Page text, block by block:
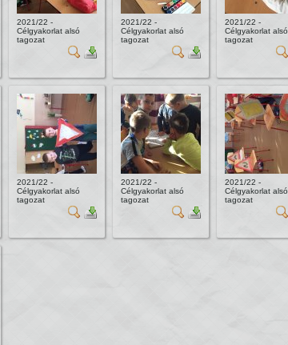
2021/22 -
Célgyakorlat alsó
tagozat
2021/22 -
Célgyakorlat alsó
tagozat
2021/22 -
Célgyakorlat alsó
tagozat
2021/22 -
Célgyakorlat alsó
tagozat
2021/22 -
Célgyakorlat alsó
tagozat
2021/22 -
Célgyakorlat alsó
tagozat